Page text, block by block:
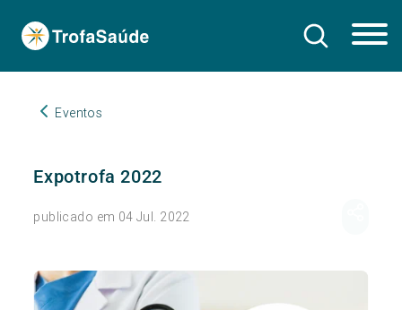
Eventos
Expotrofa 2022
publicado em 04 Jul. 2022